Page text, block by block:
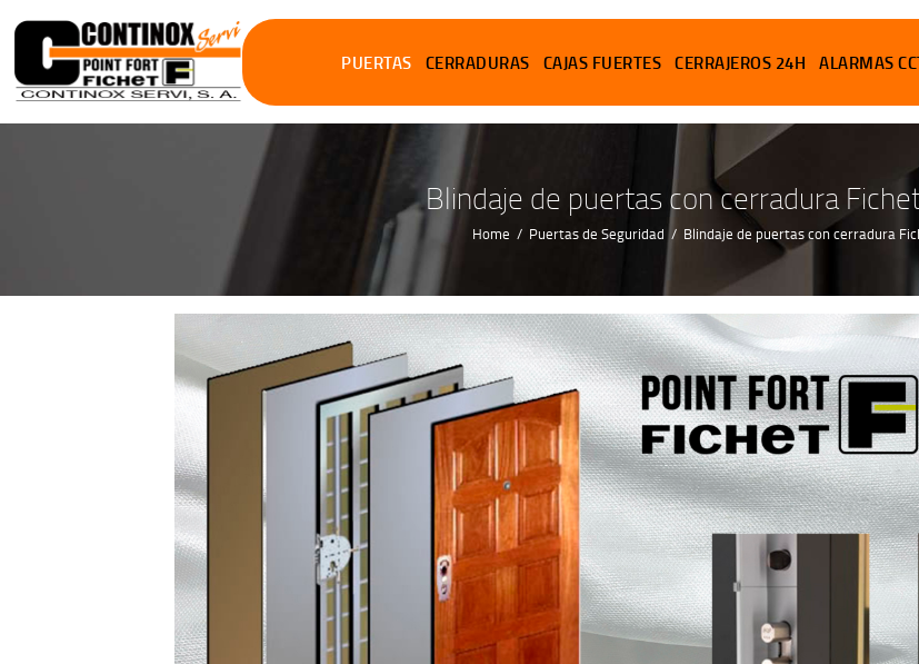
PUERTAS CERRADURAS CAJAS FUERTES CERRAJEROS 24H ALARMAS
Blindaje de puertas con cerradura
Home Puertas de Seguridad Blindaje de puertas con cerradura
PUERTAS
CAJAS FUERTES
CERRAJEROS 24H
ALARMAS CCTV
NOTICIAS
CONTACTO